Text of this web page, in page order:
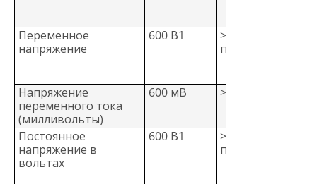
Переменное
напряжение
600 В1
>10 МОм <100
пФ2
Напряжение
переменного тока
(милливольты)
600 мВ >1М, <100 пФ
Постоянное
напряжение в
вольтах
600 В1
>10 МОм <100
пФ